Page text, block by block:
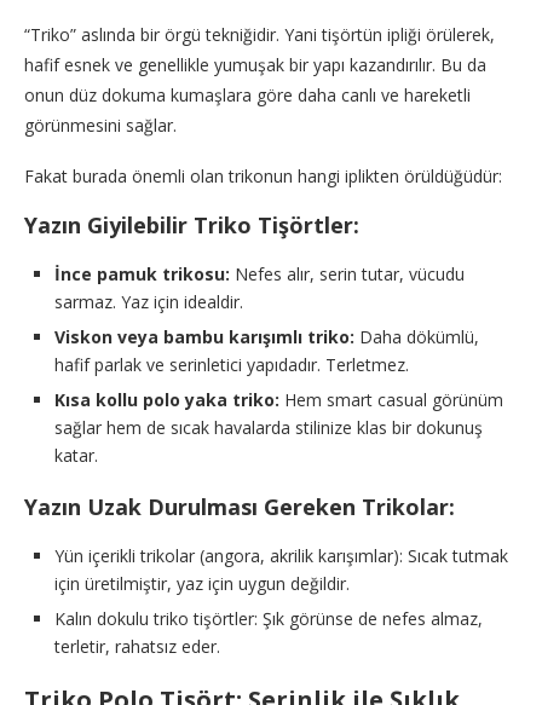
“Triko” aslında bir örgü tekniğidir. Yani tişörtün ipliği örülerek,
hafif esnek ve genellikle yumuşak bir yapı kazandırılır. Bu da
onun düz dokuma kumaşlara göre daha canlı ve hareketli
görünmesini sağlar.
Fakat burada önemli olan trikonun hangi iplikten örüldüğüdür:
Yazın Giyilebilir Triko Tişörtler:
İnce pamuk trikosu: Nefes alır, serin tutar, vücudu
sarmaz. Yaz için idealdir.
Viskon veya bambu karışımlı triko: Daha dökümlü,
hafif parlak ve serinletici yapıdadır. Terletmez.
Kısa kollu polo yaka triko: Hem smart casual görünüm
sağlar hem de sıcak havalarda stilinize klas bir dokunuş
katar.
Yazın Uzak Durulması Gereken Trikolar:
Yün içerikli trikolar (angora, akrilik karışımlar): Sıcak tutmak
için üretilmiştir, yaz için uygun değildir.
Kalın dokulu triko tişörtler: Şık görünse de nefes almaz,
terletir, rahatsız eder.